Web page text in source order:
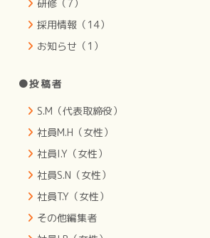
研修（7）
採用情報（14）
お知らせ（1）
●投稿者
S.M（代表取締役）
社員M.H（女性）
社員I.Y（女性）
社員S.N（女性）
社員T.Y（女性）
その他編集者